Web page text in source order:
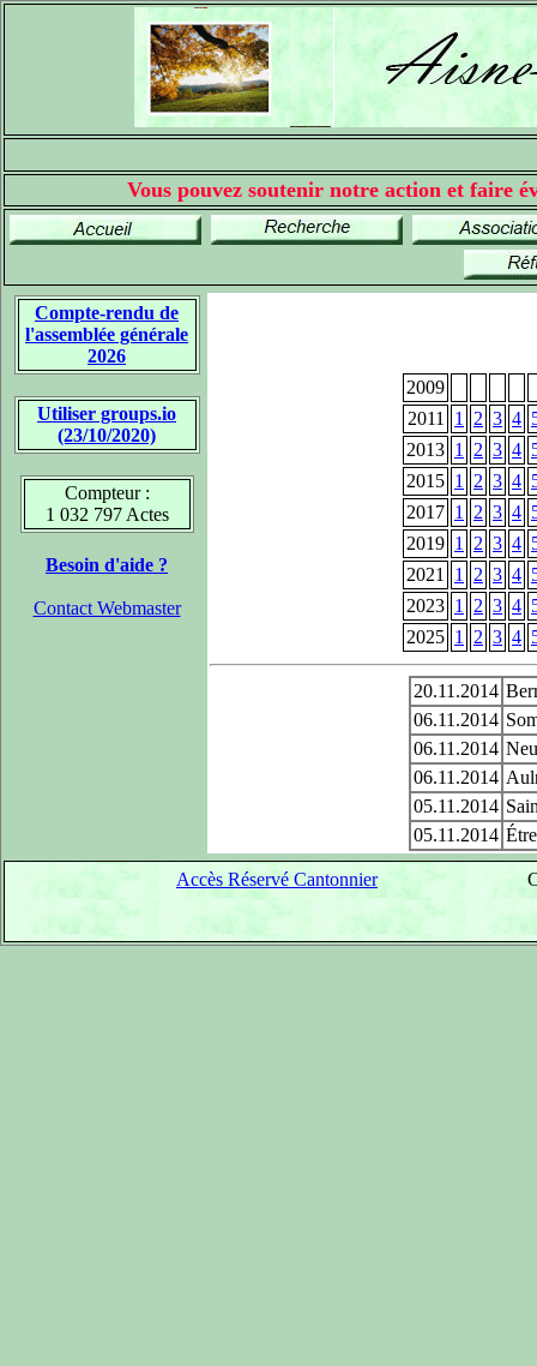
Vous pouvez soutenir notre action et faire
Compte-rendu de
l'assemblée générale
2026
Utiliser groups.io
(23/10/2020)
Compteur :
1 032 797 Actes
Besoin d'aide ?
Contact Webmaster
2009
2011
1 2 3 4
2013 1 2 3 4
2015 1 2 3 4
2017 1 2 3 4
2019 1 2 3 4
2021
1 2 3 4
2023 1 2 3 4
2025 1 2 3 4
20.11.2014
06.11.2014
06.11.2014
06.11.2014
05.11.2014
05.11.2014
Accès Réservé Cantonnier